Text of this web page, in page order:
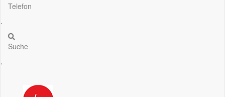
Telefon
.
Suche
.